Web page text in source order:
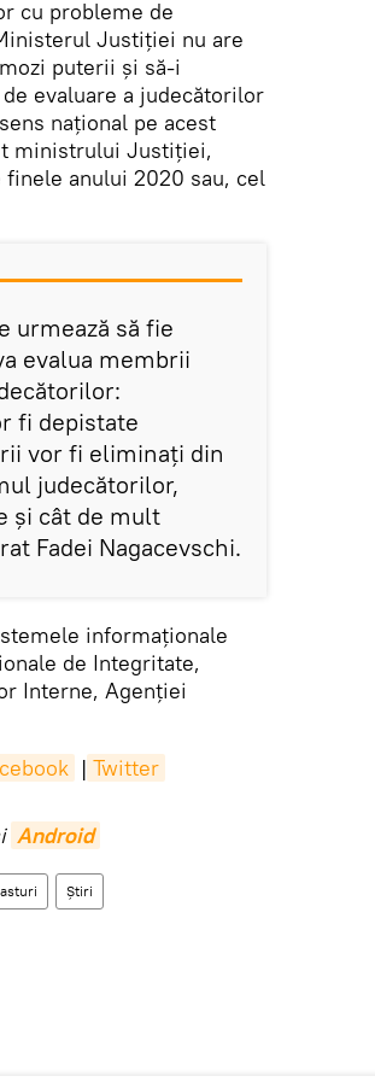
cu probleme de
Justiției nu are
puterii și să-i
evaluare a judecătorilor
național pe acest
ministrului Justiției,
anului 2020 sau, cel
urmează să fie
evalua membrii
fi depistate
vor fi eliminați din
judecătorilor,
și cât de mult
Fadei Nagacevschi.
informaționale
de Integritate,
Interne, Agenției
| Twitter
Android
Știri